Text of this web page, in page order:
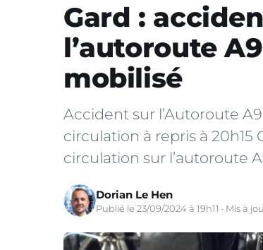
Gard :
l’autoroute
mobilisé
Accident sur l’Autoroute
circulation à repris à 20h15
circulation sur l’autoroute
Dorian Le Hen
Publié le 23/09/2024 à 19h11 · Mis à